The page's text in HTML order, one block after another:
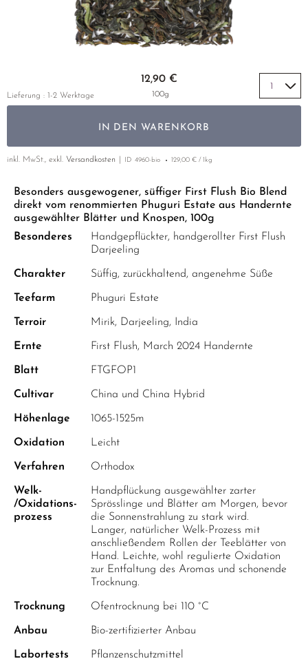
EMPFEHLUNGEN
GELBER TEE
EMPFEHLUNGEN
PHOENIX DANCONG
TIE GUAN YIN
SETS & GIFTS
NACH SORTE
MATE TEE
AMAZONAS TEES
Besonders ausgewogener, süffiger First Flush Bio Blend
direkt vom renommierten Phuguri Estate aus Handernte
ausgewählter Blätter und Knospen, 100g
Besonderes
Handgepflückter, handgerollter First Flush
Darjeeling
Charakter Süffig, zurückhaltend, angenehme Süße
Teefarm Phuguri Estate
Terroir Mirik, Darjeeling, India
Ernte First Flush, March 2024 Handernte
Blatt FTGFOP1
Cultivar China und China Hybrid
Höhenlage 1065-1525m
Oxidation Leicht
Verfahren Orthodox
Welk-
/Oxidations-
prozess
Handpflückung ausgewählter zarter
Sprösslinge und Blätter am Morgen, bevor
die Sonnenstrahlung zu stark wird.
Langer, natürlicher Welk-Prozess mit
anschließendem Rollen der Teeblätter von
Hand. Leichte, wohl regulierte Oxidation
zur Entfaltung des Aromas und schonende
Trocknung.
Trocknung Ofentrocknung bei 110 °C
Anbau Bio-zertifizierter Anbau
Labortests Pflanzenschutzmittel
12,90 €
100g
IN DEN WARENKORB
Lieferung : 1-2 Werktage
inkl. MwSt., exkl. Versandkosten ID 4960-bio 129,00 € / 1kg